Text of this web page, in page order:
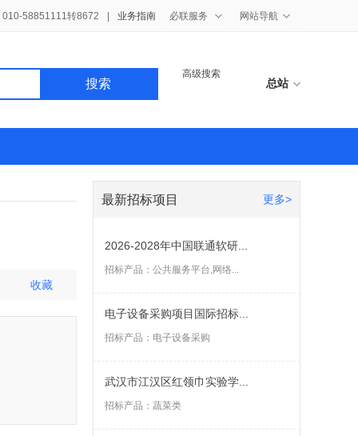
010-58851111转8672 业务指南 必联服务 网站导航
搜索
高级搜索
总站
收藏
最新招标项目 更多>
2026-2028年中国联通软研...
招标产品： 公共服务平台,网络...
电子设备采购项目国际招标...
招标产品： 电子设备采购
武汉市江汉区红领巾实验学...
招标产品： 蔬菜类